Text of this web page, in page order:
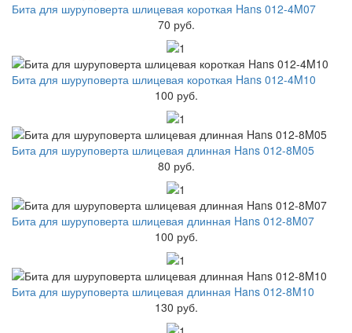
Бита для шуруповерта шлицевая короткая Hans 012-4M07
70 руб.
Бита для шуруповерта шлицевая короткая Hans 012-4M10
100 руб.
Бита для шуруповерта шлицевая длинная Hans 012-8M05
80 руб.
Бита для шуруповерта шлицевая длинная Hans 012-8M07
100 руб.
Бита для шуруповерта шлицевая длинная Hans 012-8M10
130 руб.